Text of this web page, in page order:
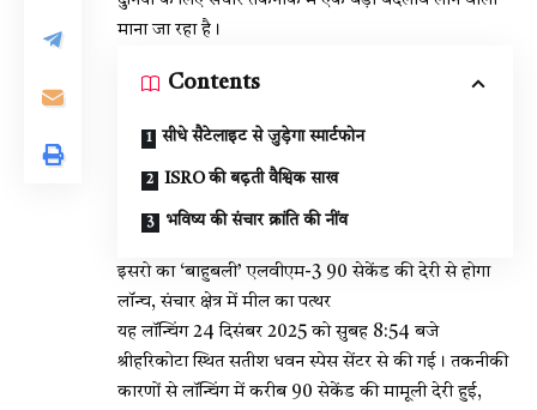
माना जा रहा है।
Contents
सीधे सैटेलाइट से जुड़ेगा स्मार्टफोन
ISRO की बढ़ती वैश्विक साख
भविष्य की संचार क्रांति की नींव
इसरो का ‘बाहुबली’ एलवीएम-3 90 सेकेंड की देरी से होगा
लॉन्च, संचार क्षेत्र में मील का पत्थर
यह लॉन्चिंग 24 दिसंबर 2025 को सुबह 8:54 बजे
श्रीहरिकोटा स्थित सतीश धवन स्पेस सेंटर से की गई। तकनीकी
कारणों से लॉन्चिंग में करीब 90 सेकेंड की मामूली देरी हुई,